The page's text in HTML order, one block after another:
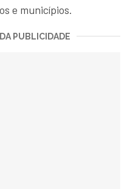
e municípios.
PUBLICIDADE